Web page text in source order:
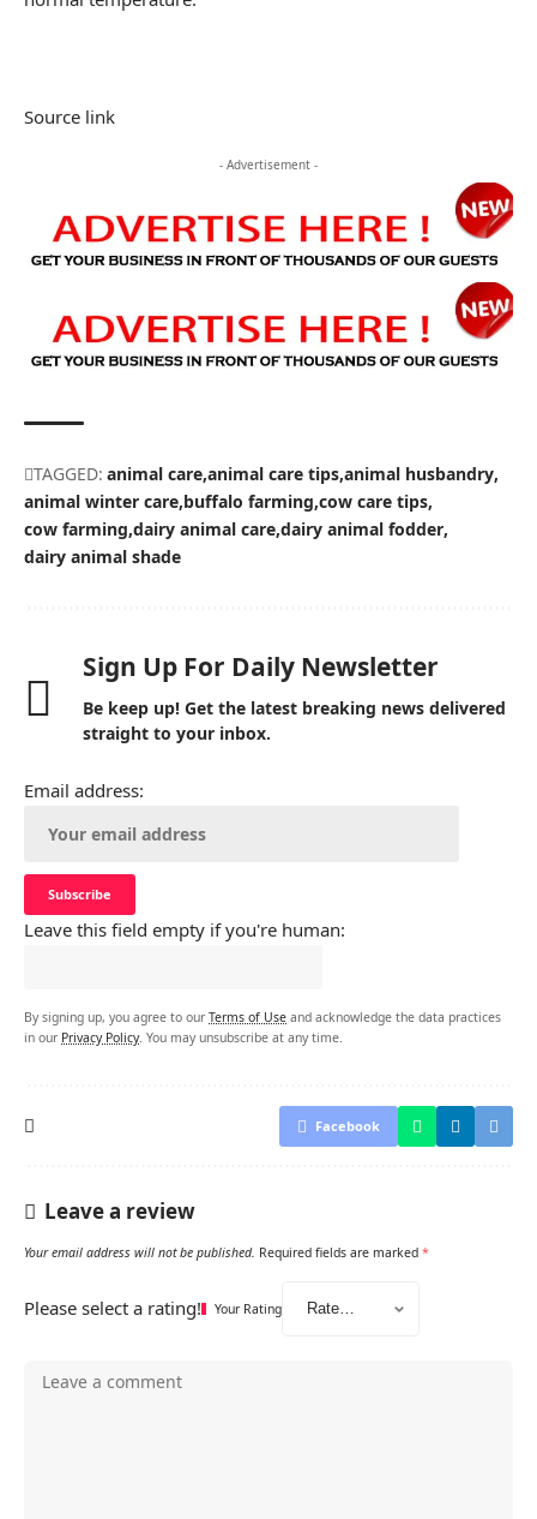
Source link
- Advertisement -
TAGGED: animal care animal care tips animal husbandry
animal winter care buffalo farming cow care tips
cow farming dairy animal care dairy animal fodder
dairy animal shade
Sign Up For Daily Newsletter
Be keep up! Get the latest breaking news delivered
straight to your inbox.
Email address:
Leave this field empty if you're human:
By signing up, you agree to our Terms of Use and acknowledge the data practices
in our Privacy Policy. You may unsubscribe at any time.
Facebook
Leave a review
Your email address will not be published. Required fields are marked *
Please select a rating! Your Rating